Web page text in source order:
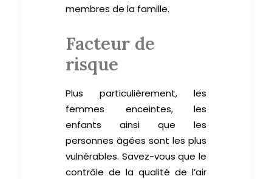
membres de la famille.
Facteur de
risque
Plus particulièrement, les
femmes enceintes, les
enfants ainsi que les
personnes âgées sont les plus
vulnérables. Savez-vous que le
contrôle de la qualité de l’air